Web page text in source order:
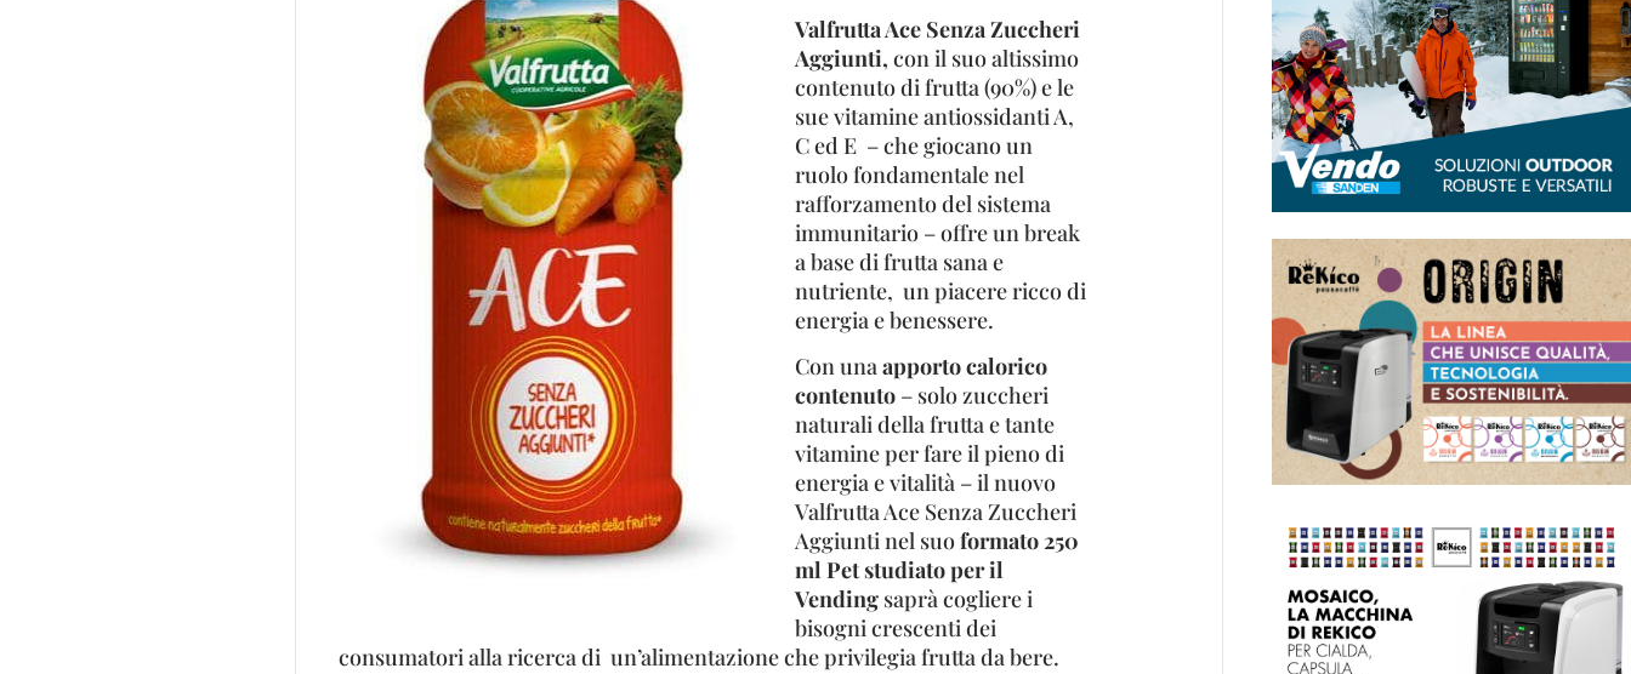
Valfrutta Ace Senza Zuccheri
Aggiunti, con il suo altissimo
contenuto di frutta (90%) e le
sue vitamine antiossidanti A,
C ed E – che giocano un
ruolo fondamentale nel
rafforzamento del sistema
immunitario – offre un break
a base di frutta sana e
nutriente, un piacere ricco di
energia e benessere.
Con unaapporto calorico
contenuto– solo zuccheri
naturali della frutta e tante
vitamine per fare il pieno di
energia e vitalità – il nuovo
Valfrutta Ace Senza Zuccheri
Aggiunti nel suoformato 250
ml Pet studiato per il
Vending saprà cogliere i
bisogni crescenti dei
consumatori alla ricerca di un’alimentazione che privilegia frutta da bere.